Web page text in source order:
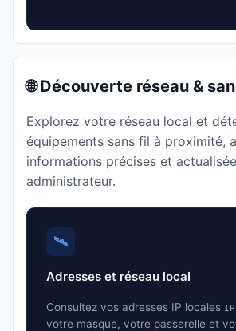
🌐 Découverte réseau &
Explorez votre réseau local et
équipements sans fil à proximité,
informations précises et
administrateur.
🛰️
Adresses et réseau local
Consultez vos adresses IP locales
votre masque, votre passerelle et